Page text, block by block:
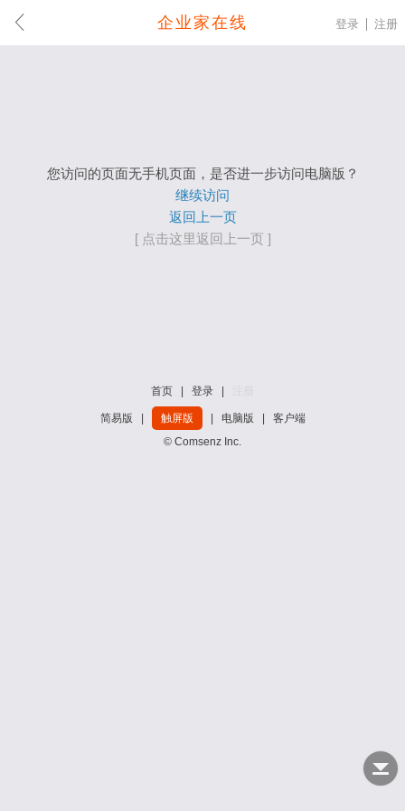
企业家在线 登录 注册
您访问的页面无手机页面，是否进一步访问电脑版？
继续访问
返回上一页
[ 点击这里返回上一页 ]
首页 登录
简易版 触屏版 电脑版
客户端
© Comsenz Inc.